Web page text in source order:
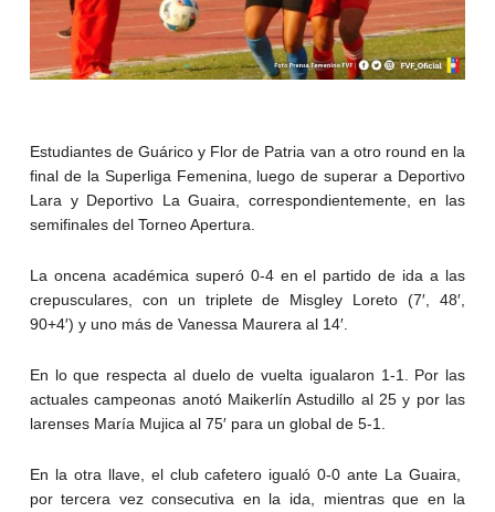
Estudiantes de Guárico y Flor de Patria van a otro round en la
final de la Superliga Femenina, luego de superar a Deportivo
Lara y Deportivo La Guaira, correspondientemente, en las
semifinales del Torneo Apertura.
La oncena académica superó 0-4 en el partido de ida a las
crepusculares, con un triplete de Misgley Loreto (7′, 48′,
90+4′) y uno más de Vanessa Maurera al 14′.
En lo que respecta al duelo de vuelta igualaron 1-1. Por las
actuales campeonas anotó Maikerlín Astudillo al 25 y por las
larenses María Mujica al 75′ para un global de 5-1.
En la otra llave, el club cafetero igualó 0-0 ante La Guaira,
por tercera vez consecutiva en la ida, mientras que en la